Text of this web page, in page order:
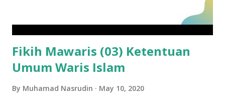
yang bisa diambil. Saat membincang relasinya dengan Ibnu
Mu'thi, Imam Ibnu Malik menegaskan bahwa meskipun ...
Fikih Mawaris (03) Ketentuan
Umum Waris Islam
By Muhamad Nasrudin May 10, 2020